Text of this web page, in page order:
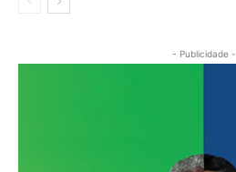
- Publicidade -